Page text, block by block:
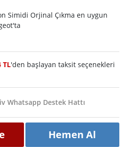
Simidi Orjinal Çıkma en uygun
TL'den başlayan taksit seçenekleri
Whatsapp Destek Hattı
Hemen Al